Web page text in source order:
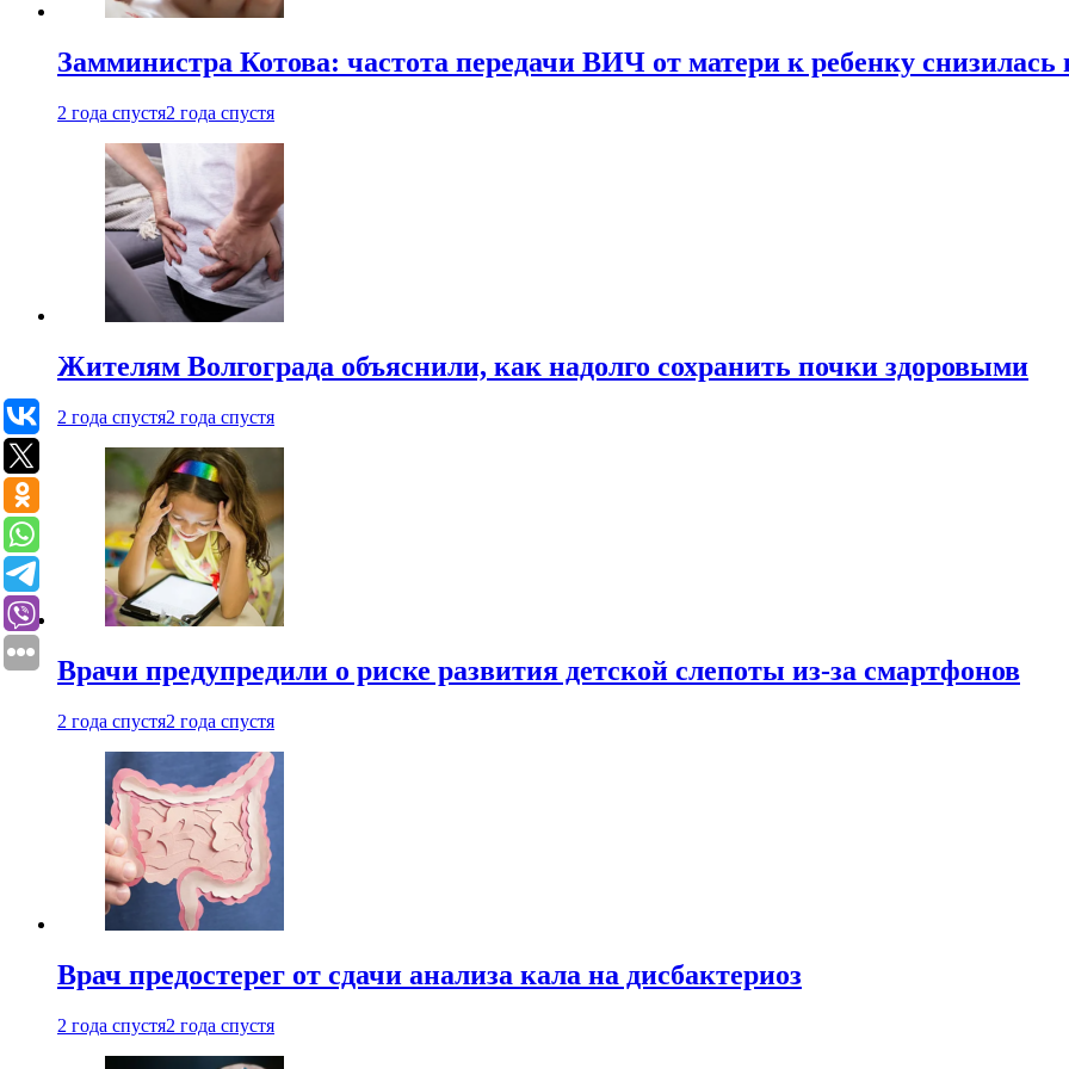
Замминистра Котова: частота передачи ВИЧ от матери к ребенку снизилась
2 года спустя2 года спустя
Жителям Волгограда объяснили, как надолго сохранить почки здоровыми
2 года спустя2 года спустя
Врачи предупредили о риске развития детской слепоты из-за смартфонов
2 года спустя2 года спустя
Врач предостерег от сдачи анализа кала на дисбактериоз
2 года спустя2 года спустя